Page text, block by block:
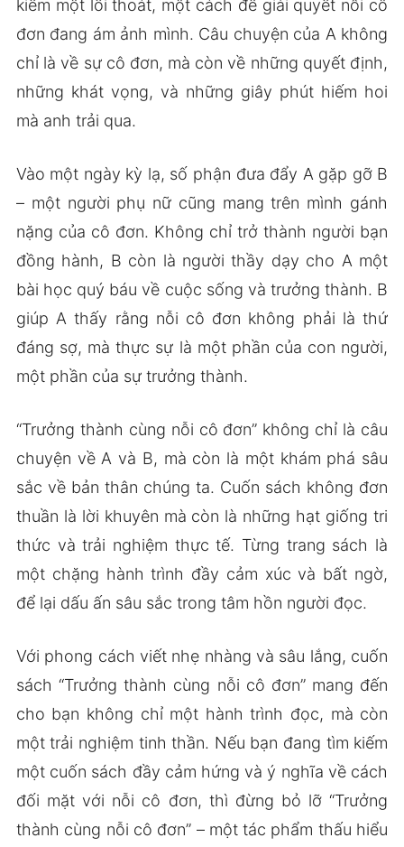
kiếm một lối thoát, một cách để giải quyết nỗi cô
đơn đang ám ảnh mình. Câu chuyện của A không
chỉ là về sự cô đơn, mà còn về những quyết định,
những khát vọng, và những giây phút hiếm hoi
mà anh trải qua.
Vào một ngày kỳ lạ, số phận đưa đẩy A gặp gỡ B
– một người phụ nữ cũng mang trên mình gánh
nặng của cô đơn. Không chỉ trở thành người bạn
đồng hành, B còn là người thầy dạy cho A một
bài học quý báu về cuộc sống và trưởng thành. B
giúp A thấy rằng nỗi cô đơn không phải là thứ
đáng sợ, mà thực sự là một phần của con người,
một phần của sự trưởng thành.
“Trưởng thành cùng nỗi cô đơn” không chỉ là câu
chuyện về A và B, mà còn là một khám phá sâu
sắc về bản thân chúng ta. Cuốn sách không đơn
thuần là lời khuyên mà còn là những hạt giống tri
thức và trải nghiệm thực tế. Từng trang sách là
một chặng hành trình đầy cảm xúc và bất ngờ,
để lại dấu ấn sâu sắc trong tâm hồn người đọc.
Với phong cách viết nhẹ nhàng và sâu lắng, cuốn
sách “Trưởng thành cùng nỗi cô đơn” mang đến
cho bạn không chỉ một hành trình đọc, mà còn
một trải nghiệm tinh thần. Nếu bạn đang tìm kiếm
một cuốn sách đầy cảm hứng và ý nghĩa về cách
đối mặt với nỗi cô đơn, thì đừng bỏ lỡ “Trưởng
thành cùng nỗi cô đơn” – một tác phẩm thấu hiểu